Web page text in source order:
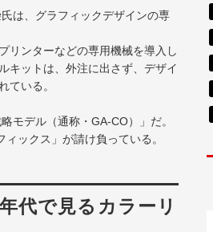
は、グラフィックデザインの専
リンターなどの専用機械を導入し
キットは、外注に出さず、デザイ
ている。
モデル（通称・GA-CO）」だ。
ックス」が請け負っている。
代で見るカラーリ